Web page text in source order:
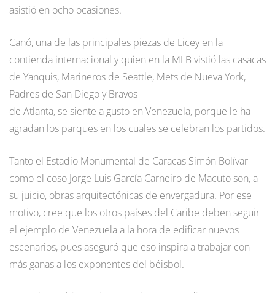
asistió en ocho ocasiones.
Canó, una de las principales piezas de Licey en la
contienda internacional y quien en la MLB vistió las casacas
de Yanquis, Marineros de Seattle, Mets de Nueva York,
Padres de San Diego y Bravos
de Atlanta, se siente a gusto en Venezuela, porque le ha
agradan los parques en los cuales se celebran los partidos.
Tanto el Estadio Monumental de Caracas Simón Bolívar
como el coso Jorge Luis García Carneiro de Macuto son, a
su juicio, obras arquitectónicas de envergadura. Por ese
motivo, cree que los otros países del Caribe deben seguir
el ejemplo de Venezuela a la hora de edificar nuevos
escenarios, pues aseguró que eso inspira a trabajar con
más ganas a los exponentes del béisbol.